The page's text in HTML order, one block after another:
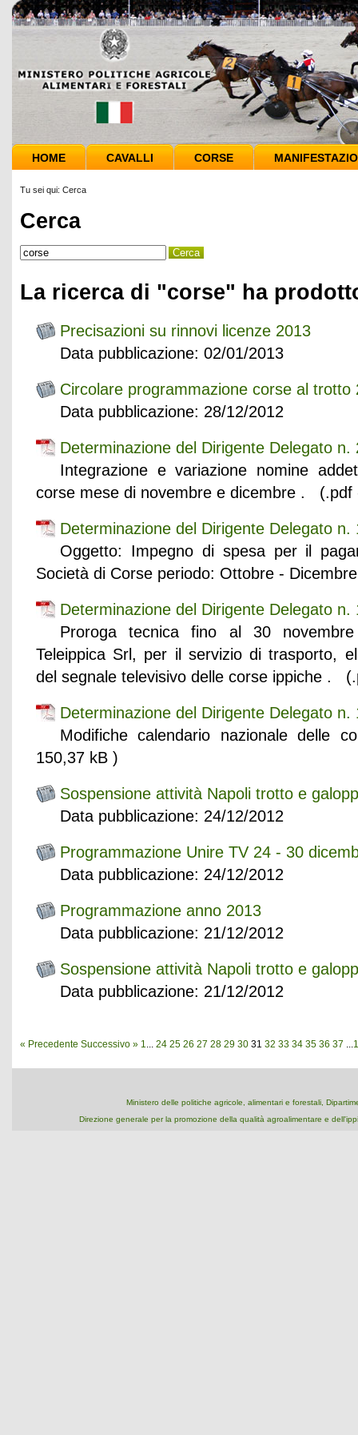
HOME CAVALLI CORSE
Tu sei qui: Cerca
Cerca
La ricerca di "corse" ha
Precisazioni su rinnovi licenze 2013
Data pubblicazione: 02/01/2013
Circolare programmazione corse al trotto
Data pubblicazione: 28/12/2012
Determinazione del Dirigente Delegato
Integrazione e variazione nomine
corse mese di novembre e dicembre . (.pdf
Determinazione del Dirigente Delegato
Oggetto: Impegno di spesa per il
Società di Corse periodo: Ottobre -
Determinazione del Dirigente Delegato
Proroga tecnica fino al 30
Teleippica Srl, per il servizio di trasporto,
del segnale televisivo delle corse ippiche .
Determinazione del Dirigente Delegato
Modifiche calendario nazionale
150,37 kB )
Sospensione attività Napoli trotto e
Data pubblicazione: 24/12/2012
Programmazione Unire TV 24 - 30
Data pubblicazione: 24/12/2012
Programmazione anno 2013
Data pubblicazione: 21/12/2012
Sospensione attività Napoli trotto e
Data pubblicazione: 21/12/2012
« Precedente Successivo » 1... 24 25 26 27 28 29 30 31 32 33 34 35 36 37 ...
Ministero delle politiche agricole, alimentari e forestali,
Direzione generale per la promozione della qualità agroalimentare e